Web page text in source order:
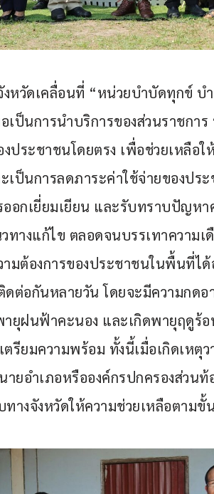
งหวัดเคลื่อนที่ “หน่วยบำบัดทุกข์ บ
ป็นการนำบริการของส่วนราชกา
ระชาชนโดยตรง เพื่อช่วยเหลือใ
เป็นการลดภาระค่าใช้จ่ายของปร
อกเยี่ยมเยียน และรับทราบปัญหา
างแก้ไข ตลอดจนบรรเทาความเ
ต้องการของประชาชนในพื้นที่ได้
ดต่อกันหลายวัน โดยจะมีความกด
ายุฝนฟ้าคะนอง และเกิดพายุฤดูร้
ตรียมความพร้อม ทั้งนี้เมื่อเกิดเห
ยอำเภอหรือองค์กรปกครองส่วน
างจังหวัดให้ความช่วยเหลือตามขั้